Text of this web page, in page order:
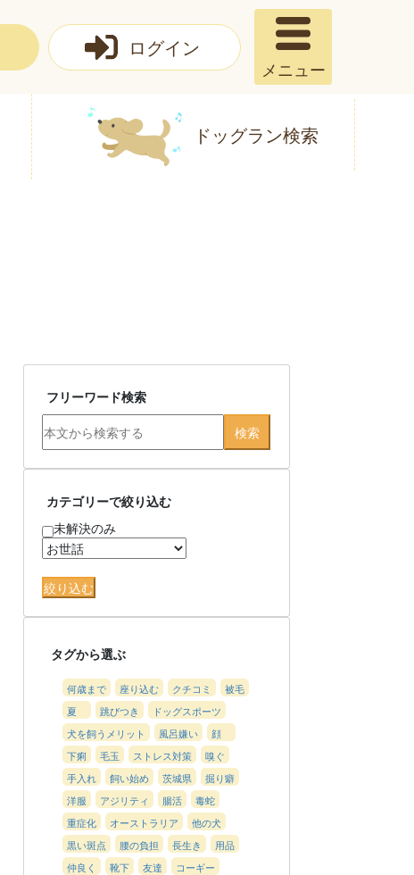
ログイン
メニュー
ドッグラン検索
フリーワード検索
カテゴリーで絞り込む
未解決のみ
タグから選ぶ
何歳まで 座り込む クチコミ
被毛
夏
跳びつき
ドッグスポーツ
犬を飼うメリット
風呂嫌い
顔
下痢
毛玉 ストレス対策
嗅ぐ
手入れ
飼い始め 茨城県
掘り癖
洋服
アジリティ 腸活
毒蛇
重症化
オーストラリア
他の犬
黒い斑点
腰の負担 長生き
用品
仲良く
靴下 友達
コーギー